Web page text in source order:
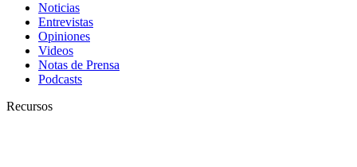
Noticias
Entrevistas
Opiniones
Videos
Notas de Prensa
Podcasts
Recursos